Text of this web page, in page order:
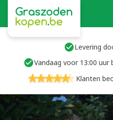
Levering
Vandaag voor 13:00 uur
Klanten